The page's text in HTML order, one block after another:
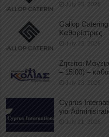
July 23, 2026
Gallop
Καθαρίστριες
July 23, 2026
Ζητείται
– 15:00) –
July 23, 2026
Cyprus
για
July 21, 2026